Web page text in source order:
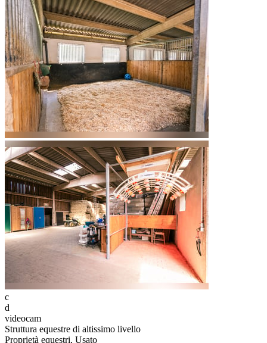
c
d
videocam
Struttura equestre di altissimo livello
Proprietà equestri, Usato